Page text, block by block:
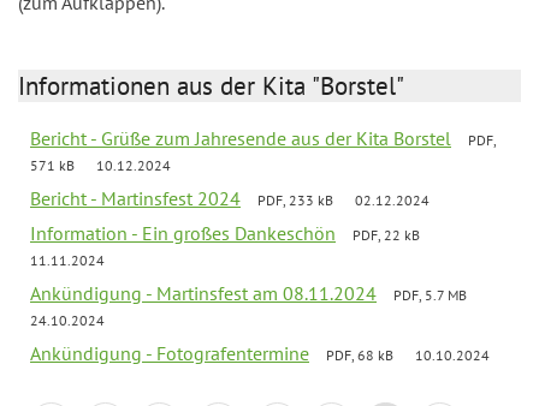
Informationen aus der Kita "Borstel"
Bericht - Grüße zum Jahresende aus der Kita Borstel
PDF,
571 kB
10.12.2024
Bericht - Martinsfest 2024 PDF, 233 kB 02.12.2024
Information - Ein großes Dankeschön
PDF, 22 kB
11.11.2024
Ankündigung - Martinsfest am 08.11.2024
PDF, 5.7 MB
24.10.2024
Ankündigung - Fotografentermine PDF, 68 kB 10.10.2024